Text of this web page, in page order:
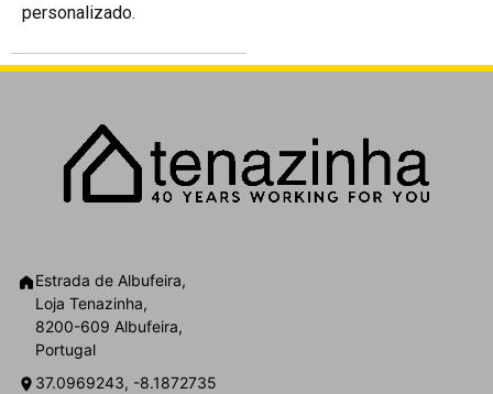
personalizado.
Estrada de Albufeira,
Loja Tenazinha,
8200-609 Albufeira,
Portugal
37.0969243, -8.1872735